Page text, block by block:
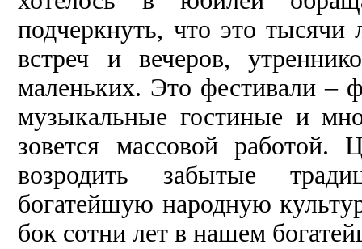
подчеркнуть, что это
встреч и вечеров,
маленьких. Это фестивали –
музыкальные гостиные и
зовется массовой
возродить забытые
богатейшую народную
бок сотни лет в нашем